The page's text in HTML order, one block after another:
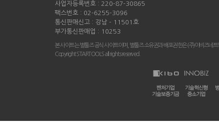
사업자등록번호 : 220-87-30865
팩스번호 : 02-6255-3096
통신판매신고 : 강남 - 11501호
부가통신판매업 : 10253
본 사이트는 별툴즈 공식 사이트이며, 별툴즈 소유권과 배포권한은 (주)이비즈네
Copyright STARTOOLS all rights reserved.